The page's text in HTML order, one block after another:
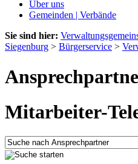
Über uns
Gemeinden | Verbände
Sie sind hier:
Siegenburg > Bürgerservice >
Mitarbeiter-